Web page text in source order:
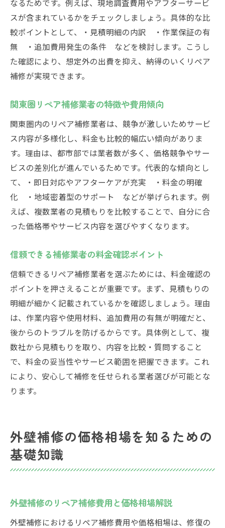
スが含まれているかをチェックしましょう。具体的な比
較ポイントとして、・見積明細の内訳 ・作業保証の有
無 ・追加費用発生の条件 などを検討します。こうし
た確認により、想定外の出費を抑え、納得のいくリペア
補修が実現できます。
関東圏リペア補修業者の特徴や費用傾向
関東圏内のリペア補修業者は、競争が激しいためサービ
ス内容が多様化し、料金も比較的幅広い傾向がありま
す。理由は、都市部では業者数が多く、価格競争やサー
ビスの差別化が進んでいるためです。代表的な傾向とし
て、・即日対応やアフターケアが充実 ・料金の明確
化 ・地域密着型のサポート などが挙げられます。例
えば、複数業者の見積もりを比較することで、自分に合
った価格帯やサービス内容を選びやすくなります。
信頼できる補修業者の料金確認ポイント
信頼できるリペア補修業者を選ぶためには、料金確認の
ポイントを押さえることが重要です。まず、見積もりの
明細が細かく記載されているかを確認しましょう。理由
は、作業内容や使用材料、追加費用の有無が明確だと、
後からのトラブルを防げるからです。具体例として、複
数社から見積もりを取り、内容を比較・質問すること
で、料金の妥当性やサービス範囲を把握できます。これ
により、安心して補修を任せられる業者選びが可能とな
ります。
外壁補修の価格相場を知るための
基礎知識
外壁補修のリペア補修費用と価格相場解説
外壁補修におけるリペア補修費用や価格相場は、修復の